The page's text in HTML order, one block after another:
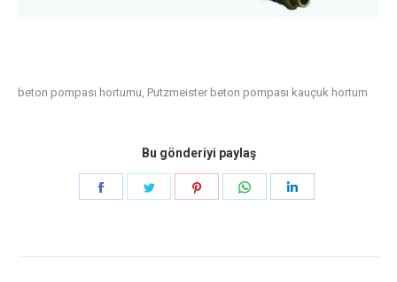
beton pompası hortumu, Putzmeister beton pompası kauçuk hortum
Bu gönderiyi paylaş
Paylaş
Paylaş
Paylaş
Paylaş